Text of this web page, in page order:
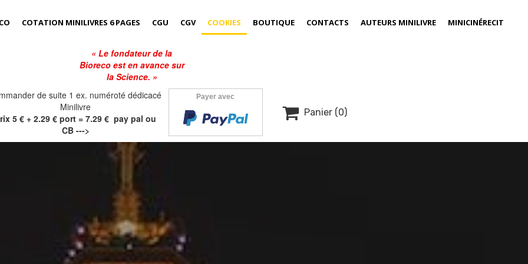
COTATION MINILIVRES 6 PAGES CGU CGV COOKIES BOUTIQUE CONTACTS AUTEURS MINILIVRE MINICINÉRECIT
« Le fondateur de la
Bioreco est en avance sur
la Science. »
de suite 1 ex. numéroté dédicacé
Minilivre
5 € + 2.29 € port = 7.29 € pay pal ou
CB --->
Payer avec
 Panier (0)